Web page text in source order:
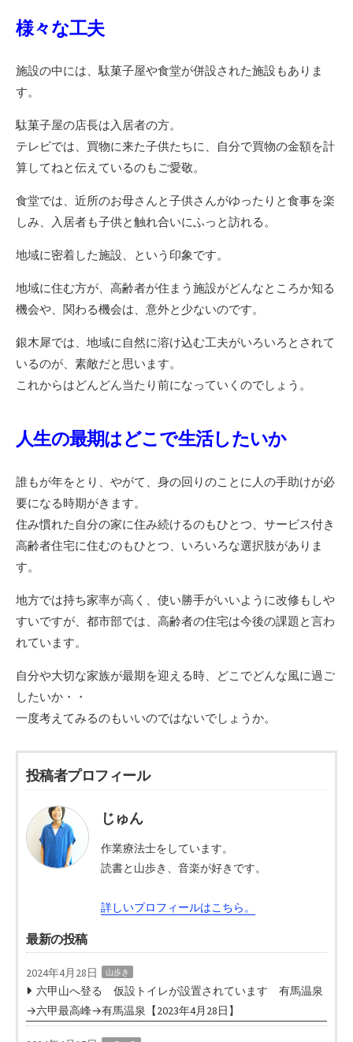
様々な工夫
施設の中には、駄菓子屋や食堂が併設された施設もありま
す。
駄菓子屋の店長は入居者の方。
テレビでは、買物に来た子供たちに、自分で買物の金額を計
算してねと伝えているのもご愛敬。
食堂では、近所のお母さんと子供さんがゆったりと食事を楽
しみ、入居者も子供と触れ合いにふっと訪れる。
地域に密着した施設、という印象です。
地域に住む方が、高齢者が住まう施設がどんなところか知る
機会や、関わる機会は、意外と少ないのです。
銀木犀では、地域に自然に溶け込む工夫がいろいろとされて
いるのが、素敵だと思います。
これからはどんどん当たり前になっていくのでしょう。
人生の最期はどこで生活したいか
誰もが年をとり、やがて、身の回りのことに人の手助けが必
要になる時期がきます。
住み慣れた自分の家に住み続けるのもひとつ、サービス付き
高齢者住宅に住むのもひとつ、いろいろな選択肢がありま
す。
地方では持ち家率が高く、使い勝手がいいように改修もしや
すいですが、都市部では、高齢者の住宅は今後の課題と言わ
れています。
自分や大切な家族が最期を迎える時、どこでどんな風に過ご
したいか・・
一度考えてみるのもいいのではないでしょうか。
投稿者プロフィール
じゅん
作業療法士をしています。
読書と山歩き、音楽が好きです。
詳しいプロフィールはこちら。
最新の投稿
2024年4月28日 山歩き
六甲山へ登る 仮設トイレが設置されています 有馬温泉
→六甲最高峰→有馬温泉【2023年4月28日】